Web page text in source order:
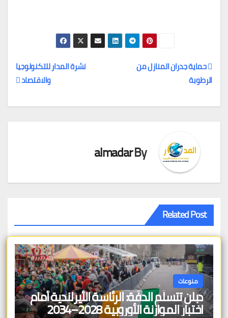
تصفّح
المقالات
نشرة المدار للتكنولوجيا
والاقتصاد
حماية جدران المنازل من
الرطوبة
By
almadar
Related Post
منوعات
دبلن تتسلّم الدفّة: الرئاسة الأيرلندية أمام
اختبار الموازنة الأوروبية 2028–2034